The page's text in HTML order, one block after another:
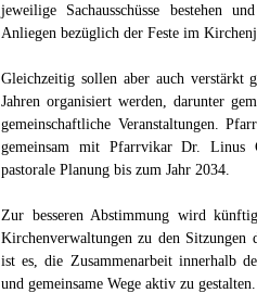
jeweilige Sachausschüsse bestehen
Anliegen bezüglich der Feste im
Gleichzeitig sollen aber auch verstärkt
Jahren organisiert werden, darunter
gemeinschaftliche Veranstaltungen.
gemeinsam mit Pfarrvikar Dr.
pastorale Planung bis zum Jahr 2034.
Zur besseren Abstimmung wird
Kirchenverwaltungen zu den Sitzungen
ist es, die Zusammenarbeit innerhalb
und gemeinsame Wege aktiv zu gestalten.